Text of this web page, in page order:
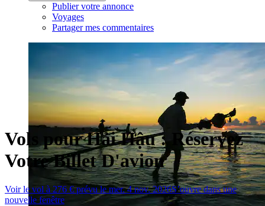
Publier votre annonce
Voyages
Partager mes commentaires
Vols pour Hải Hậu : Réservez
Votre Billet D'avion
Voir le vol à 276 € prévu le mer. 4 nov. 2026S’ouvre dans une
nouvelle fenêtre